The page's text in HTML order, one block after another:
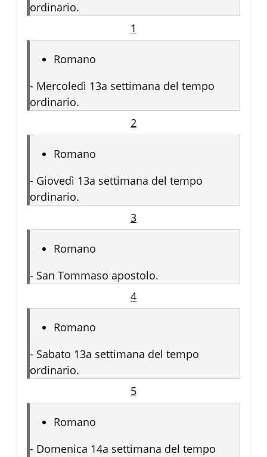
ordinario.
1
Romano
- Mercoledì 13a settimana del tempo
ordinario.
2
Romano
- Giovedì 13a settimana del tempo
ordinario.
3
Romano
- San Tommaso apostolo.
4
Romano
- Sabato 13a settimana del tempo
ordinario.
5
Romano
- Domenica 14a settimana del tempo